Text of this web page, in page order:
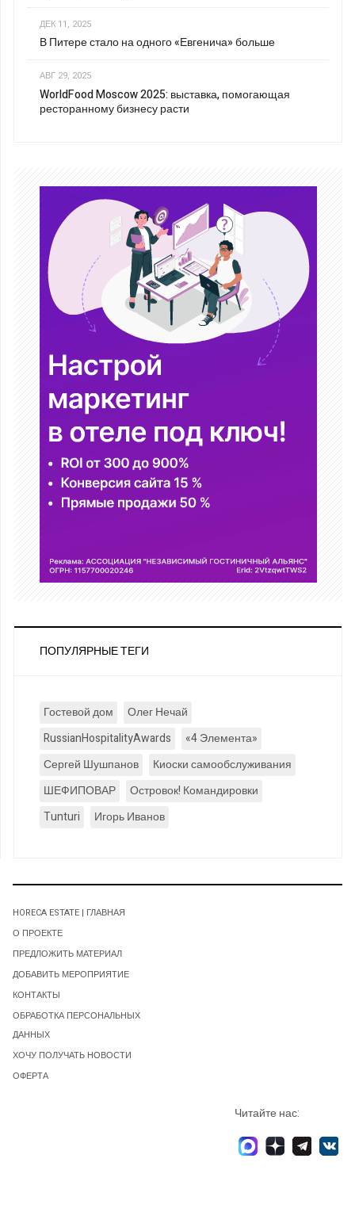
ДЕК 11, 2025
В Питере стало на одного «Евгенича» больше
АВГ 29, 2025
WorldFood Moscow 2025: выставка, помогающая
ресторанному бизнесу расти
ПОПУЛЯРНЫЕ ТЕГИ
Гостевой дом
Олег Нечай
RussianHospitalityAwards
«4 Элемента»
Сергей Шушпанов
Киоски самообслуживания
ШЕФИПОВАР
Островок! Командировки
Tunturi
Игорь Иванов
HORECA ESTATE | ГЛАВНАЯ
О ПРОЕКТЕ
ПРЕДЛОЖИТЬ МАТЕРИАЛ
ДОБАВИТЬ МЕРОПРИЯТИЕ
КОНТАКТЫ
ОБРАБОТКА ПЕРСОНАЛЬНЫХ
ДАННЫХ
ХОЧУ ПОЛУЧАТЬ НОВОСТИ
ОФЕРТА
Читайте нас: